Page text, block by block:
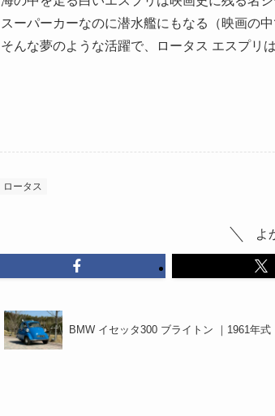
スーパーカーなのに潜水艦にもなる（映画の
そんな夢のような活躍で、ロータス エスプリ
ロータス
よ
BMW イセッタ300 ブライトン ｜1961年